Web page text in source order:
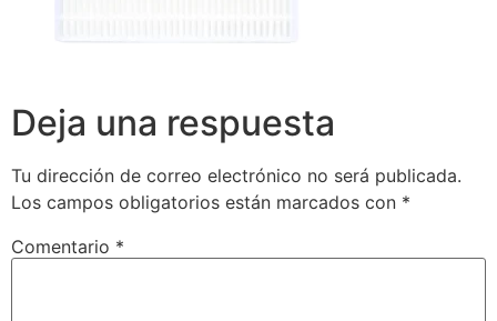
Deja una respuesta
Tu dirección de correo electrónico no será publicada.
Los campos obligatorios están marcados con *
Comentario *